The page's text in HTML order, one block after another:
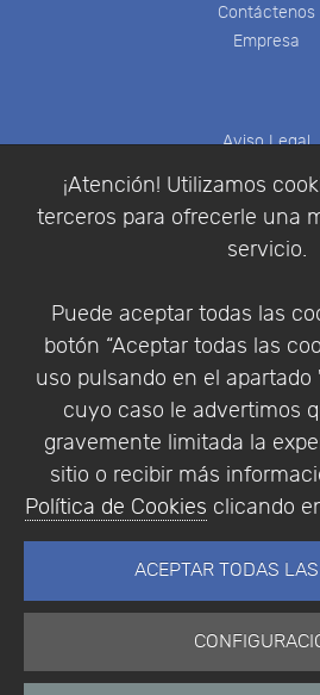
¡Atención! Utilizamos
terceros para ofrecerle una
servicio.
Puede aceptar todas las
botón “Aceptar todas las
uso pulsando en el apartado
cuyo caso le advertimos
gravemente limitada la
sitio o recibir más
Política de Cookies clicando
ACEPTAR TODAS
Contáctenos
Empresa
Aviso Legal
Política de
Condiciones de
Identificarse
Empresa|Aviso Legal|
Política de
© Copyright 1994 - 2026.
Científico, S.L.
Portugal.